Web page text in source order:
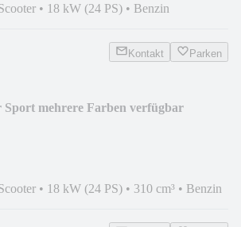
• 18 kW (24 PS) • Benzin
Kontakt Parken
Sport mehrere Farben verfügbar
• 18 kW (24 PS) • 310 cm³ • Benzin